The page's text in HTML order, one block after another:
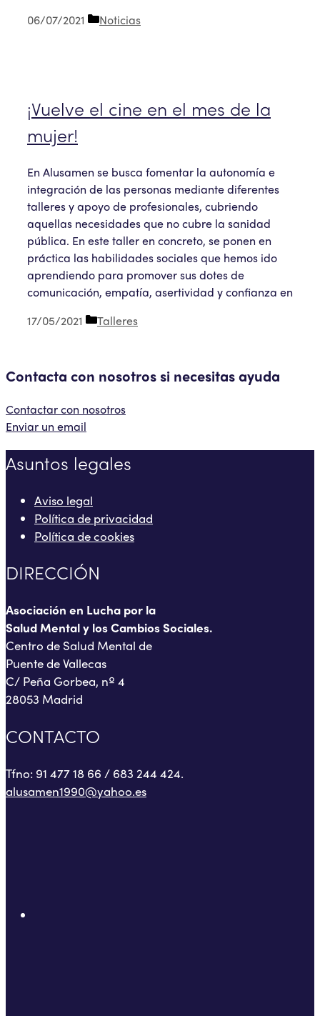
06/07/2021
Categorías
Noticias
¡Vuelve el cine en el mes de la
mujer!
En Alusamen se busca fomentar la autonomía e
integración de las personas mediante diferentes
talleres y apoyo de profesionales, cubriendo
aquellas necesidades que no cubre la sanidad
pública. En este taller en concreto, se ponen en
práctica las habilidades sociales que hemos ido
aprendiendo para promover sus dotes de
comunicación, empatía, asertividad y confianza en
17/05/2021
Categorías
Talleres
Contacta con nosotros si necesitas ayuda
Contactar con nosotros
Enviar un email
Asuntos legales
Aviso legal
Política de privacidad
Política de cookies
DIRECCIÓN
Asociación en Lucha por la
Salud Mental y los Cambios Sociales.
Centro de Salud Mental de
Puente de Vallecas
C/ Peña Gorbea, nº 4
28053 Madrid
CONTACTO
Tfno: 91 477 18 66 / 683 244 424.
alusamen1990@yahoo.es